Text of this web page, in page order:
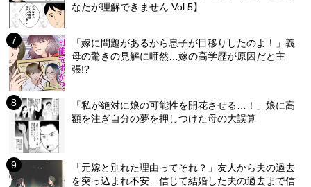
なたが理解できません Vol.5】
「嫁に問題があるから息子が目移りしたのよ！」義
母の驚きの見解に唖然…嫁の高学歴が原因だと主
張!?
「私が絶対に娘の可能性を開花させる…！」娘に高
額を注ぎ自分の夢を押しつけた母の大誤算
「元嫁と別れた理由ってそれ？」友人から夫の過去
を突っ込まれ不安…信じて結婚した夫の過去まで信